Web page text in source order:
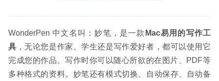
WonderPen 中文名叫：妙笔，是一款 Mac易用的写作工
具 ，无论您是作家、学生还是写作爱好者，都可以使用它
完成您的作品。写作时你可以随心所欲的在图片、PDF等
多种格式的资料。妙笔还有模式切换、自动保存、自动备